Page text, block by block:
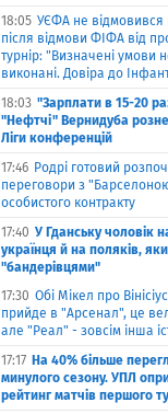
18:05 УЄФА не відмовився
після відмови ФІФА від
турнір: "Визначені умови
виконані. Довіра до
18:03 "Зарплати в 15-20
"Нефтчі" Вернидуба
Ліги конференцій
17:46 Родрі готовий
переговори з
особистого контракту
17:40 У Гданську чоловік
українця й на поляків,
"бандерівцями"
17:30 Обі Мікел про
прийде в "Арсенал", це
але "Реал" - зовсім інша
17:17 На 40% більше
минулого сезону. УПЛ
рейтинг матчів першого